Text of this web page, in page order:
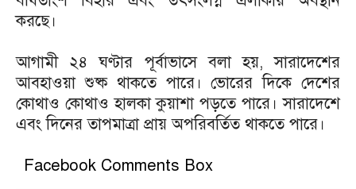
করছে।
আগামী ২৪ ঘণ্টার পূর্বাভাসে বলা হয়, সারাদেশের
আবহাওয়া শুষ্ক থাকতে পারে। ভোরের দিকে দেশের
কোথাও কোথাও হালকা কুয়াশা পড়তে পারে। সারাদেশে
এবং দিনের তাপমাত্রা প্রায় অপরিবর্তিত থাকতে পারে।
Facebook Comments Box